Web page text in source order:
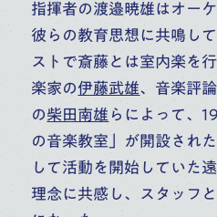
指揮者の渡邉暁雄はオー
彼らの教育思想に共鳴して
ストで斎藤とは室内楽を
楽家の伊藤武雄、音楽評
の柴田南雄 らによって、
の音楽教室」が開設され
して活動を開始していた
理念に共感し、スタッフ